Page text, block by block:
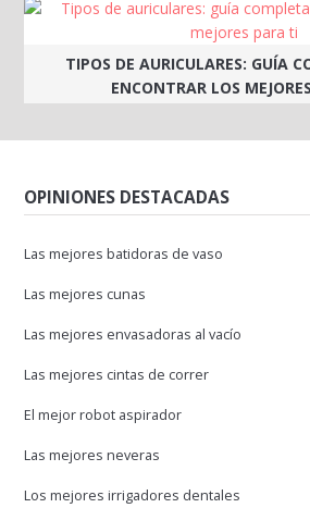
TIPOS DE AURICULARES: GUÍA
ENCONTRAR LOS
OPINIONES DESTACADAS
Las mejores batidoras de vaso
Las mejores cunas
Las mejores envasadoras al vacío
Las mejores cintas de correr
El mejor robot aspirador
Las mejores neveras
Los mejores irrigadores dentales